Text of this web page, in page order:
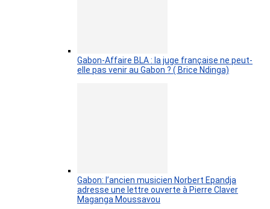
Gabon-Affaire BLA : la juge française ne peut-
elle pas venir au Gabon ? ( Brice Ndinga)
Gabon: l’ancien musicien Norbert Epandja
adresse une lettre ouverte à Pierre Claver
Maganga Moussavou